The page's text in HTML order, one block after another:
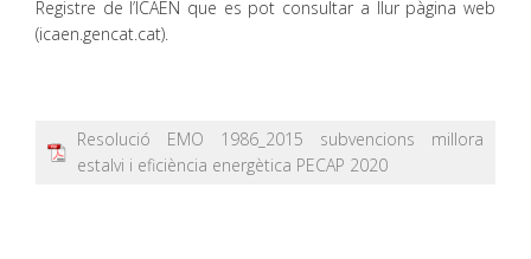
Registre de l’ICAEN que es pot consultar a llur pàgina web
(icaen.gencat.cat).
Resolució EMO 1986_2015 subvencions millora
estalvi i eficiència energètica PECAP 2020